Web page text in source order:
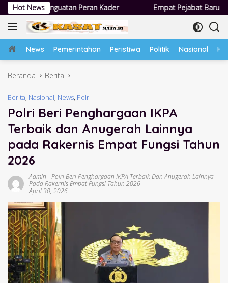
Langsung
ke
konten
Hot News
Kader Empat Pejabat Baru Pemdes Semampir
Home
News Pemerintahan Peristiwa Politik Nasional
Beranda Berita
Berita, Nasional, News, Polri
Polri Beri Penghargaan IKPA
Terbaik dan Anugerah Lainnya
pada Rakernis Empat Fungsi Tahun
2026
Admin -Polri Beri Penghargaan IKPA Terbaik Dan Anugerah Lainnya
Pada Rakernis Empat Fungsi Tahun 2026
April 30, 2026